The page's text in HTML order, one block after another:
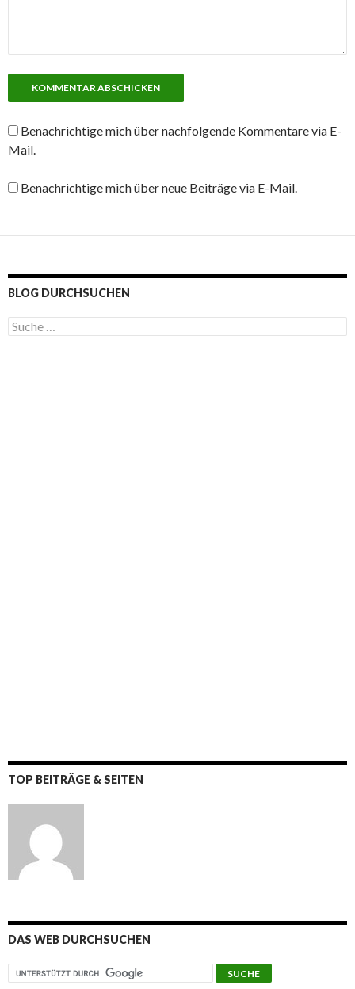
Benachrichtige mich über nachfolgende Kommentare via E-
Mail.
Benachrichtige mich über neue Beiträge via E-Mail.
BLOG DURCHSUCHEN
S
u
TOP BEITRÄGE & SEITEN
DAS WEB DURCHSUCHEN